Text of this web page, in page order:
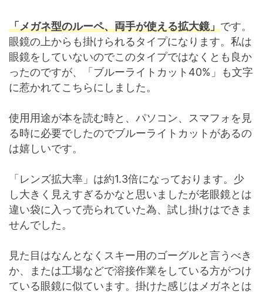
「メガネ型のルーペ、両手が使える拡大鏡」です。
眼鏡の上からも掛けられるタイプになります。私は
眼鏡をしていないのでこのタイプではなくとも良か
ったのですが、「ブルーライトカット40%」も文字
に惹かれてこちらにしました。
使用用途が本を読む時と、パソコン、スマフォを見
る時に必要でしたのでブルーライトカットがあるの
は嬉しいです。
「レンズ拡大率」は約1.3倍になっております。少
し大きく見えすぎるかなと思いましたが老眼鏡とは
違い袋に入って売られていた為、試し掛けはできま
せんでした。
見た目はなんとなくスキー用のゴーグルと言うべき
か、または工場などで溶接作業をしている方がつけ
ている眼鏡に似ています。掛けた感じはメガネとは